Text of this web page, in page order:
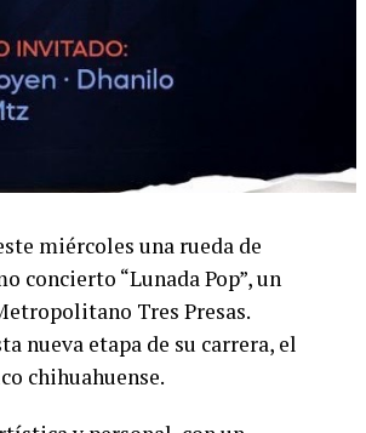
miércoles una rueda de
concierto “Lunada Pop”, un
Tres Presas.
nueva etapa de su carrera, el
chihuahuense.